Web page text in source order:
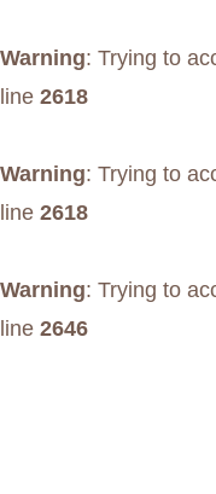
Warning: Trying to
line 2618
Warning: Trying to
line 2618
Warning: Trying to
line 2646